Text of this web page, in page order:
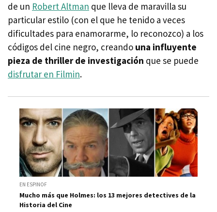
de un Robert Altman que lleva de maravilla su
particular estilo (con el que he tenido a veces
dificultades para enamorarme, lo reconozco) a los
códigos del cine negro, creando una influyente
pieza de thriller de investigación que se puede
disfrutar en Filmin.
EN ESPINOF
Mucho más que Holmes: los 13 mejores detectives de la
Historia del Cine